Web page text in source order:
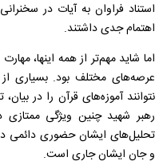
استناد فراوان به آیات در
اهتمام جدی داشتند.
اما شاید مهم‌تر از همه اینها،
عرصه‌های مختلف بود. بسیاری
نتوانند آموزه‌های قرآن را در
رهبر شهید چنین ویژگی
تحلیل‌های ایشان حضوری دائمی
و جان ایشان جاری است.